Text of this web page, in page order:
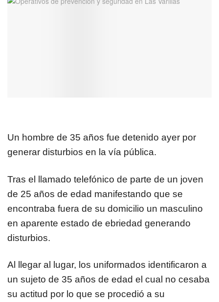
Un hombre de 35 años fue detenido ayer por
generar disturbios en la vía pública.
Tras el llamado telefónico de parte de un joven
de 25 años de edad manifestando que se
encontraba fuera de su domicilio un masculino
en aparente estado de ebriedad generando
disturbios.
Al llegar al lugar, los uniformados identificaron a
un sujeto de 35 años de edad el cual no cesaba
su actitud por lo que se procedió a su